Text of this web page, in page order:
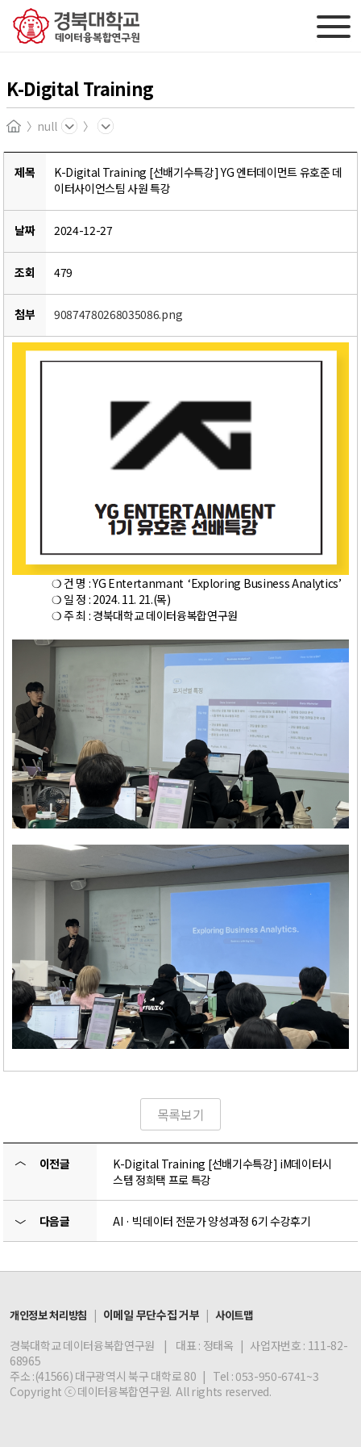
K-Digital Training
Homenull
제목
K-Digital Training [선배기수특강] YG 엔터데이먼트 유호준 데
이터사이언스팀 사원 특강
날짜 2024-12-27
조회 479
첨부 90874780268035086.png
❍ 건 명 : YG Entertanmant ‘Exploring Business Analytics’
❍ 일 정 : 2024. 11. 21.(목)
❍ 주 최 : 경북대학교 데이터융복합연구원
목록보기
〈 이전글
K-Digital Training [선배기수특강] iM데이터시
스템 정희택 프로 특강
〉 다음글 AI · 빅데이터 전문가 양성과정 6기 수강후기
개인정보 처리방침 | 이메일 무단수집 거부 | 사이트맵
경북대학교 데이터융복합연구원 | 대표 : 정태옥 | 사업자번호 : 111-82-
68965
주소 :(41566) 대구광역시 북구 대학로 80 | Tel : 053-950-6741~3
Copyright ⓒ 데이터융복합연구원. All rights reserved.